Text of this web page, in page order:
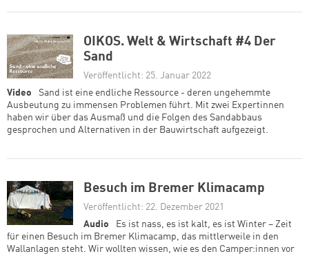
OIKOS. Welt & Wirtschaft #4 Der
Sand
Veröffentlicht: 25. Januar 2022
Video
Sand ist eine endliche Ressource - deren ungehemmte
Ausbeutung zu immensen Problemen führt. Mit zwei Expertinnen
haben wir über das Ausmaß und die Folgen des Sandabbaus
gesprochen und Alternativen in der Bauwirtschaft aufgezeigt.
Besuch im Bremer Klimacamp
Veröffentlicht: 22. Dezember 2021
Audio
Es ist nass, es ist kalt, es ist Winter – Zeit
für einen Besuch im Bremer Klimacamp, das mittlerweile in den
Wallanlagen steht. Wir wollten wissen, wie es den Camper:innen vor